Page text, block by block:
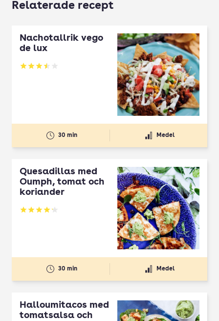
Relaterade recept
Nachotallrik vego
de lux
Betyg: 3.5 av 5
30 min Medel
Quesadillas med
Oumph, tomat och
koriander
Betyg: 4.17 av 5
30 min Medel
Halloumitacos med
tomatsalsa och